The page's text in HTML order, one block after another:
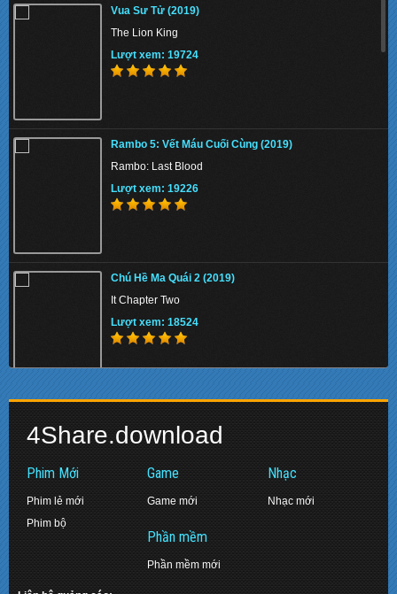
Detective Dee: The Four Heavenly Kings
Lượt xem: 158492
Luật Rừng – Lawless (2012) ()
Luật Rừng - Lawless
Lượt xem: 149845
[TMTV] Qúy Bà Cảnh Sát 2 (2015–)
Mrs. Cop
Lượt xem: 138861
Lượt xem: 156568
Tử Địa Skyfall (2012)
Lượt xem: 158055
Vua Sư Tử (2019)
The Lion King
Lượt xem: 19724
Rambo 5: Vết Máu Cuối Cùng (2019)
Rambo: Last Blood
Lượt xem: 19226
Chú Hề Ma Quái 2 (2019)
It Chapter Two
Lượt xem: 18524
Avengers: Endgame
Diệp Vấn 2: Tôn Sư Truyền Kỳ (2010)
Ip Man 2: Legend of the Grandmaster
4Share.download
Phim Mới
Phim lẻ mới
Phim bộ
Game
Game mới
Phần mềm
Phần mềm mới
Nhạc
Nhạc mới